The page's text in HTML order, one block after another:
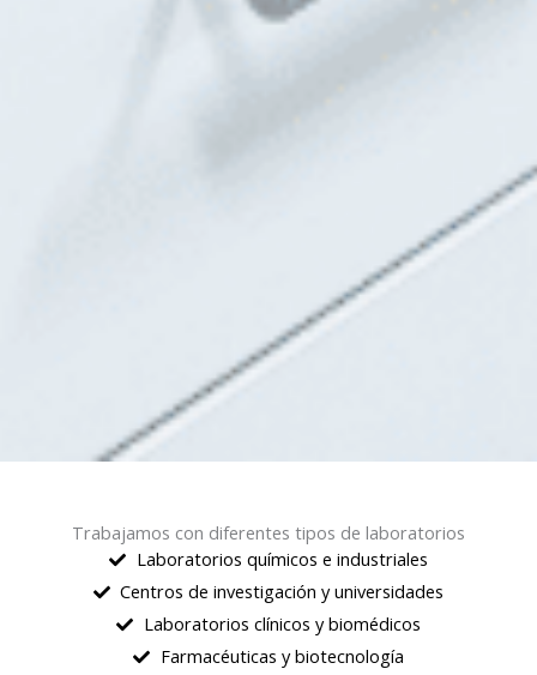
Trabajamos con diferentes tipos de laboratorios
Laboratorios químicos e industriales
Centros de investigación y universidades
Laboratorios clínicos y biomédicos
Farmacéuticas y biotecnología